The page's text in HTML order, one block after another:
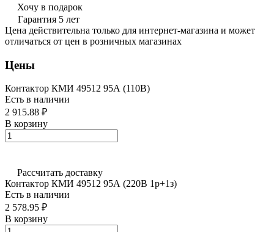
Хочу в подарок
Гарантия 5 лет
Цена действительна только для интернет-магазина и может
отличаться от цен в розничных магазинах
Цены
Контактор КМИ 49512 95А (110В)
Есть в наличии
2 915.88 ₽
В корзину
Рассчитать доставку
Контактор КМИ 49512 95А (220В 1р+1з)
Есть в наличии
2 578.95 ₽
В корзину